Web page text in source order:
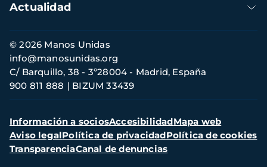
Actualidad
Información
de
contacto
© 2026 Manos Unidas
C/ Barquillo, 38 - 3º28004 - Madrid, España
900 811 888
BIZUM 33439
info@manosunidas.org
Menú
secundario
Información a sociosAccesibilidadMapa web
Aviso legalPolítica de privacidadPolítica de cookies
TransparenciaCanal de denuncias